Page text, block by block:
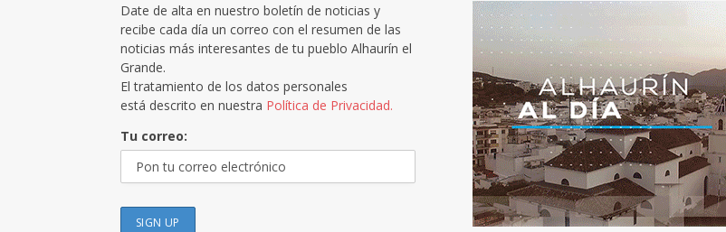
Date de alta en nuestro boletín de noticias y
recibe cada día un correo con el resumen de las
noticias más interesantes de tu pueblo Alhaurín el
Grande.
El tratamiento de los datos personales
está descrito en nuestra Política de Privacidad.
Tu correo: